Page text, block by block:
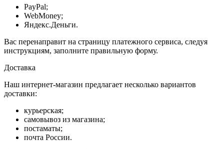
PayPal;
WebMoney;
Яндекс.Деньги.
Вас перенаправит на страницу платежного сервиса, следуя
инструкциям, заполните правильную форму.
Доставка
Наш интернет-магазин предлагает несколько вариантов
доставки:
курьерская;
самовывоз из магазина;
постаматы;
почта России.